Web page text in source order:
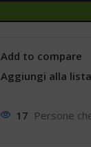
Add to compare
Aggiungi alla
17 Persone